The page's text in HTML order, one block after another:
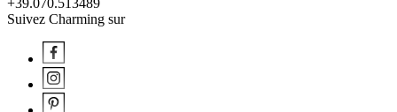
Suivez Charming sur